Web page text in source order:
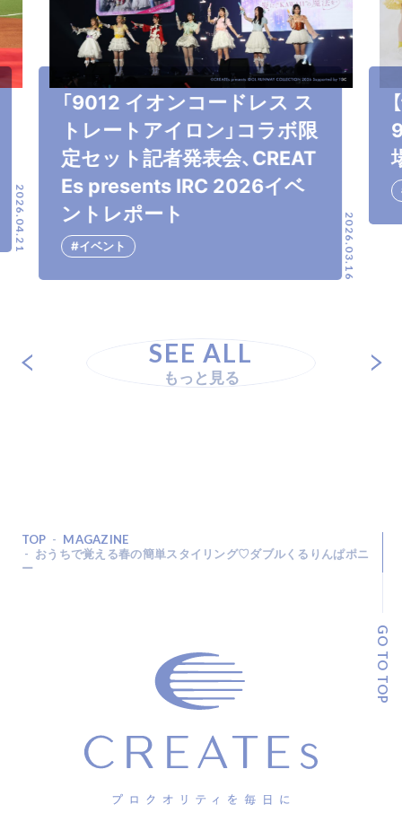
2026.04.21
「9012 イオンコードレス ス
トレートアイロン」コラボ限
定セット記者発表会、CREAT
Es presents IRC 2026イベ
ントレポート
#イベント 2026.03.16
SEE ALL
もっと見る
TOP
MAGAZINE
おうちで覚える春の簡単スタイリング♡ダブルくるりんぱポニ
ー
GO TO TOP